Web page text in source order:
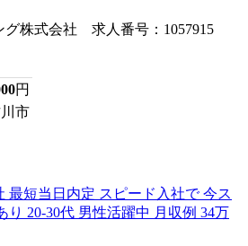
グ株式会社 求人番号：1057915
円
市